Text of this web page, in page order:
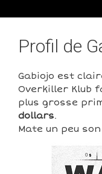
Profil de
Gabiojo est
Overkiller Klub
plus grosse
dollars.
Mate un peu
0